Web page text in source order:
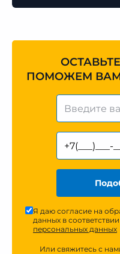
ПОМОЖЕМ ВАМ
Я даю согласие на
данных в соответствии
персональных данных
Или свяжитесь с